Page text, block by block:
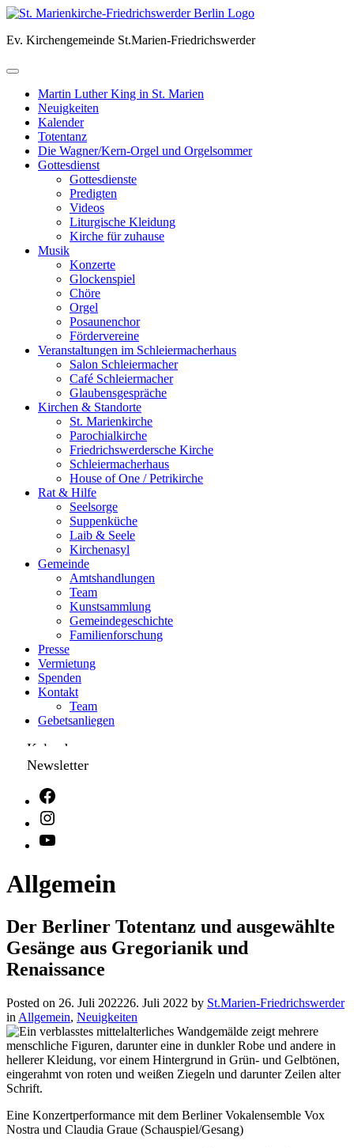
Skip
content
Ev. Kirchengemeinde St.Marien-Friedrichswerder
Martin Luther King in St. Marien
Neuigkeiten
Kalender
Totentanz
Die Wagner/Kern-Orgel und Orgelsommer
Gottesdienst
Gottesdienste
Predigten
Videos
Liturgische Kleidung
Kirche für zuhause
Musik
Konzerte
Glockenspiel
Chöre
Orgel
Posaunenchor
Fördervereine
Veranstaltungen im Schleiermacherhaus
Salon Schleiermacher
Café Schleiermacher
Glaubensgespräche
Kirchen & Standorte
St. Marienkirche
Parochialkirche
Friedrichswerdersche Kirche
Schleiermacherhaus
House of One / Petrikirche
Rat & Hilfe
Seelsorge
Suppenküche
Laib & Seele
Kirchenasyl
Gemeinde
Amtshandlungen
Team
Kunstsammlung
Gemeindegeschichte
Familienforschung
Presse
Vermietung
Spenden
Kontakt
Team
Gebetsanliegen
Kalender
Newsletter
Allgemein
Der Berliner Totentanz und ausgewählte
Gesänge aus Gregorianik und
Renaissance
Posted on 26. Juli 202226. Juli 2022 by St.Marien-Friedrichswerder
in Allgemein, Neuigkeiten
Eine Konzertperformance mit dem Berliner Vokalensemble Vox
Nostra und Claudia Graue (Schauspiel/Gesang)